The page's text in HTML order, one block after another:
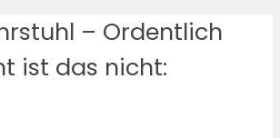
– Ordentlich
ist das nicht: